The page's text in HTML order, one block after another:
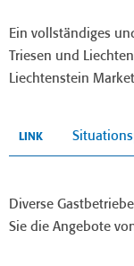
Ein vollständiges
Triesen und
Liechtenstein
LINK
Diverse
Sie die Angebote